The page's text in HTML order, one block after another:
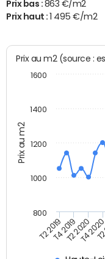
Prix bas : 863 €/m2
Prix haut :1 495 €/m2
Prix au m2
Prix au m2
T2 2019T4 2019T2 2020
T4
800
1000
1200
1400
1600